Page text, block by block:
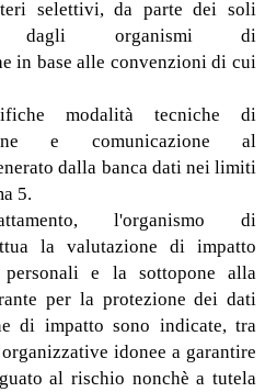
selettivi, da parte dei soli
dagli organismi di
in base alle convenzioni di cui
modalità tecniche di
e comunicazione al
dalla banca dati nei limiti
5.
l'organismo di
la valutazione di impatto
e la sottopone alla
per la protezione dei dati
di impatto sono indicate, tra
idonee a garantire
al rischio nonchè a tutela